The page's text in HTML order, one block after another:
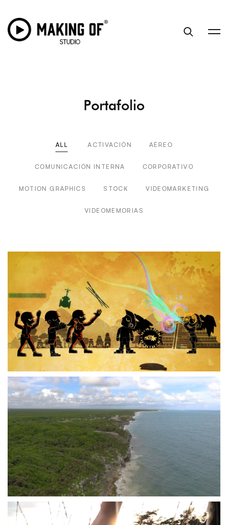
Portafolio
ALL ACTIVACIÓN AÉREO
COMUNICACIÓN INTERNA CORPORATIVO
MOTION GRAPHICS STOCK VIDEOMARKETING
VIDEOMEMORIAS